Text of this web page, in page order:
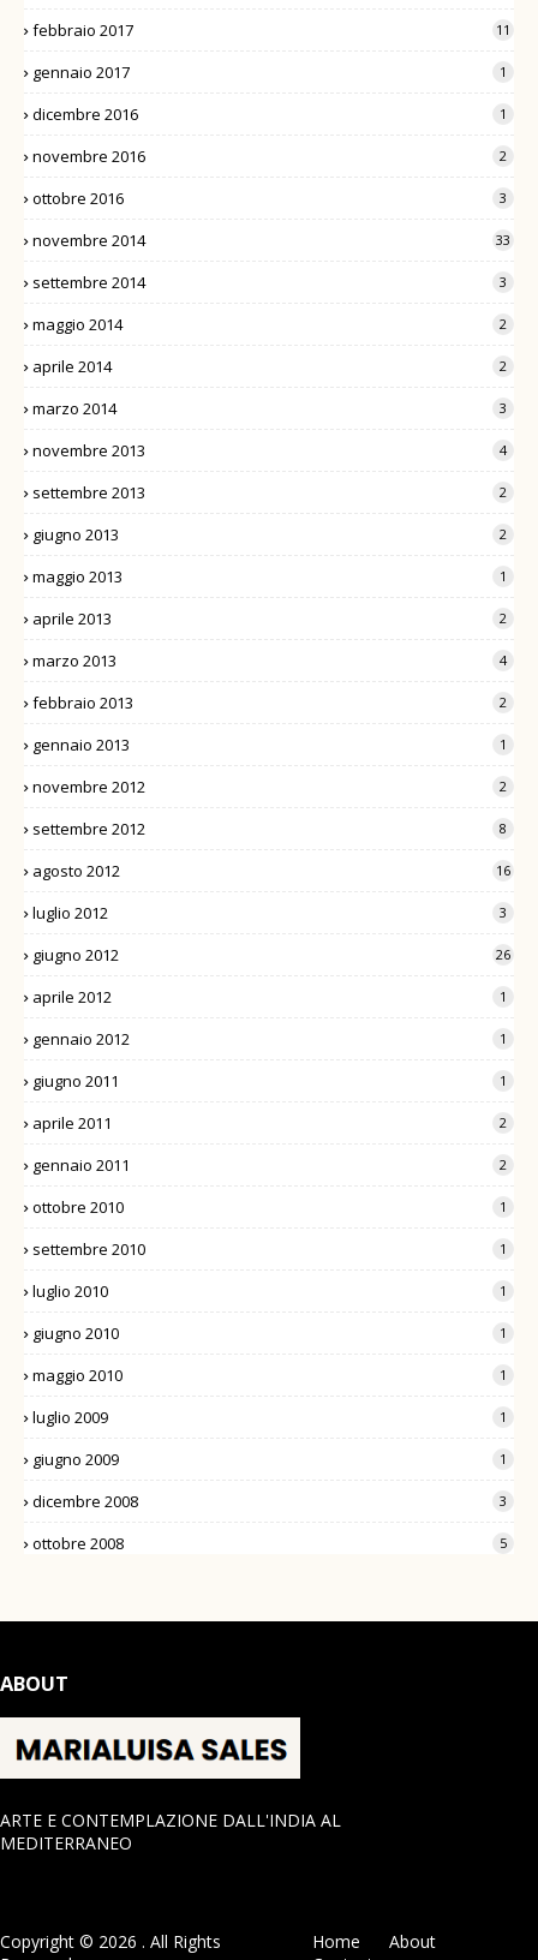
febbraio 2017 11
gennaio 2017 1
dicembre 2016 1
novembre 2016 2
ottobre 2016 3
novembre 2014 33
settembre 2014 3
maggio 2014 2
aprile 2014 2
marzo 2014 3
novembre 2013 4
settembre 2013 2
giugno 2013 2
maggio 2013 1
aprile 2013 2
marzo 2013 4
febbraio 2013 2
gennaio 2013 1
novembre 2012 2
settembre 2012 8
agosto 2012 16
luglio 2012 3
giugno 2012 26
aprile 2012 1
gennaio 2012 1
giugno 2011 1
aprile 2011 2
gennaio 2011 2
ottobre 2010 1
settembre 2010 1
luglio 2010 1
giugno 2010 1
maggio 2010 1
luglio 2009 1
giugno 2009 1
dicembre 2008 3
ottobre 2008 5
ABOUT
ARTE E CONTEMPLAZIONE DALL'INDIA AL
MEDITERRANEO
Copyright © 2026 . All Rights
Home
About